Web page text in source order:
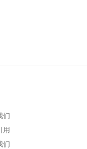
们
用
们